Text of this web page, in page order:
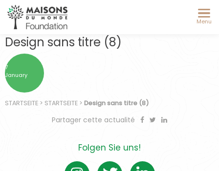
Menu
Design sans titre (8)
7
January
STARTSEITE > STARTSEITE > Design sans titre (8)
Partager cette actualité
Folgen Sie uns!